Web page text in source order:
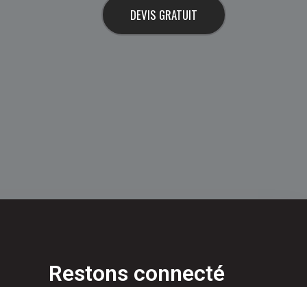
DEVIS GRATUIT
Restons connecté